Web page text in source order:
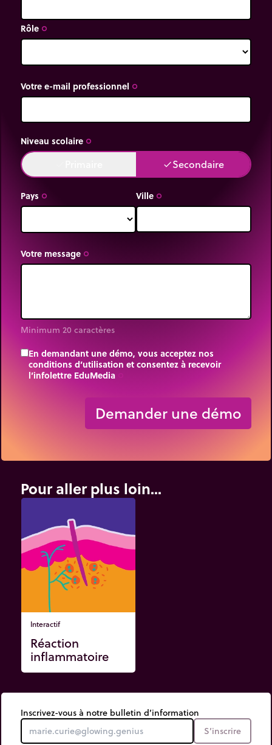
Rôle trip_origin
Votre e-mail professionnel trip_origin
Niveau scolaire trip_origin
doneSecondaire
Pays trip_origin Ville trip_origin
Votre message trip_origin
Minimum 20 caractères
En demandant une démo, vous acceptez nos
conditions d’utilisation et consentez à recevoir
l’infolettre EduMedia
Demander une démo
Pour aller plus loin...
Interactif
Réaction
inflammatoire
Inscrivez-vous à notre bulletin d’information
S’inscrire